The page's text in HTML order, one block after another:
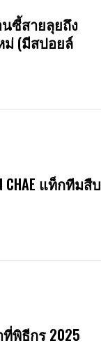
อนซี้สายลุยถึง
ม่ (มีสปอยล์
CHAE แท็กทีมสืบ
พิธีกร 2025